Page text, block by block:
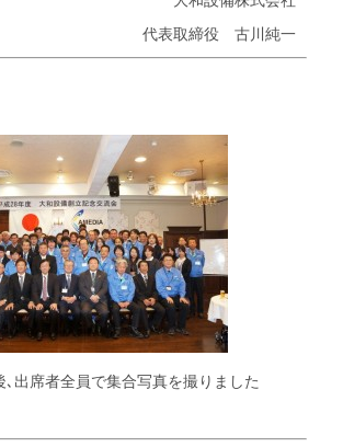
代表取締役 古川純一
､出席者全員で集合写真を撮りました